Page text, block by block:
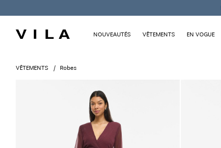
NOUVEAUTÉS VÊTEMENTS EN VOGUE
VÊTEMENTS Robes